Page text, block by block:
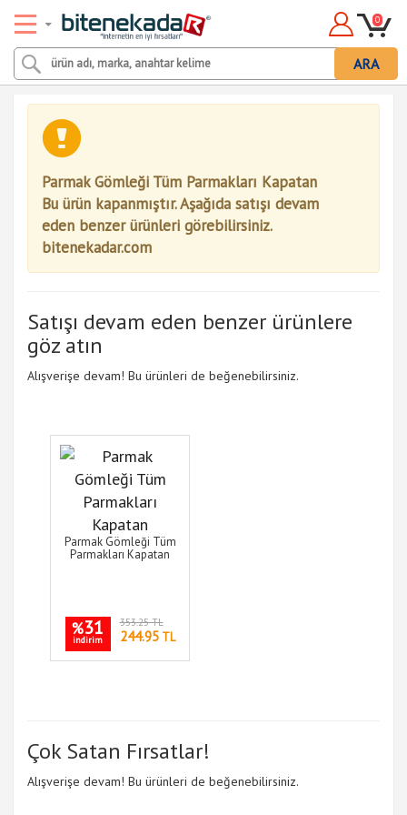
ARA
0
Parmak Gömleği Tüm Parmakları Kapatan
Bu ürün kapanmıştır. Aşağıda satışı devam
eden benzer ürünleri görebilirsiniz.
bitenekadar.com
Satışı devam eden benzer ürünlere
göz atın
Alışverişe devam! Bu ürünleri de beğenebilirsiniz.
Parmak Gömleği Tüm
Parmakları Kapatan
%31
indirim
353.25 TL
244.95TL
Çok Satan Fırsatlar!
Alışverişe devam! Bu ürünleri de beğenebilirsiniz.